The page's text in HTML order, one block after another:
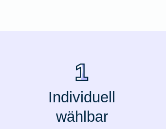
Oldtimersammlungsversicherung
Zur Produktübersicht
Individuell
wählbar